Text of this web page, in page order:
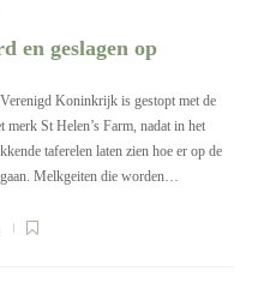
en geslagen op
Koninkrijk is gestopt met de
St Helen’s Farm, nadat in het
taferelen laten zien hoe er op de
Melkgeiten die worden…